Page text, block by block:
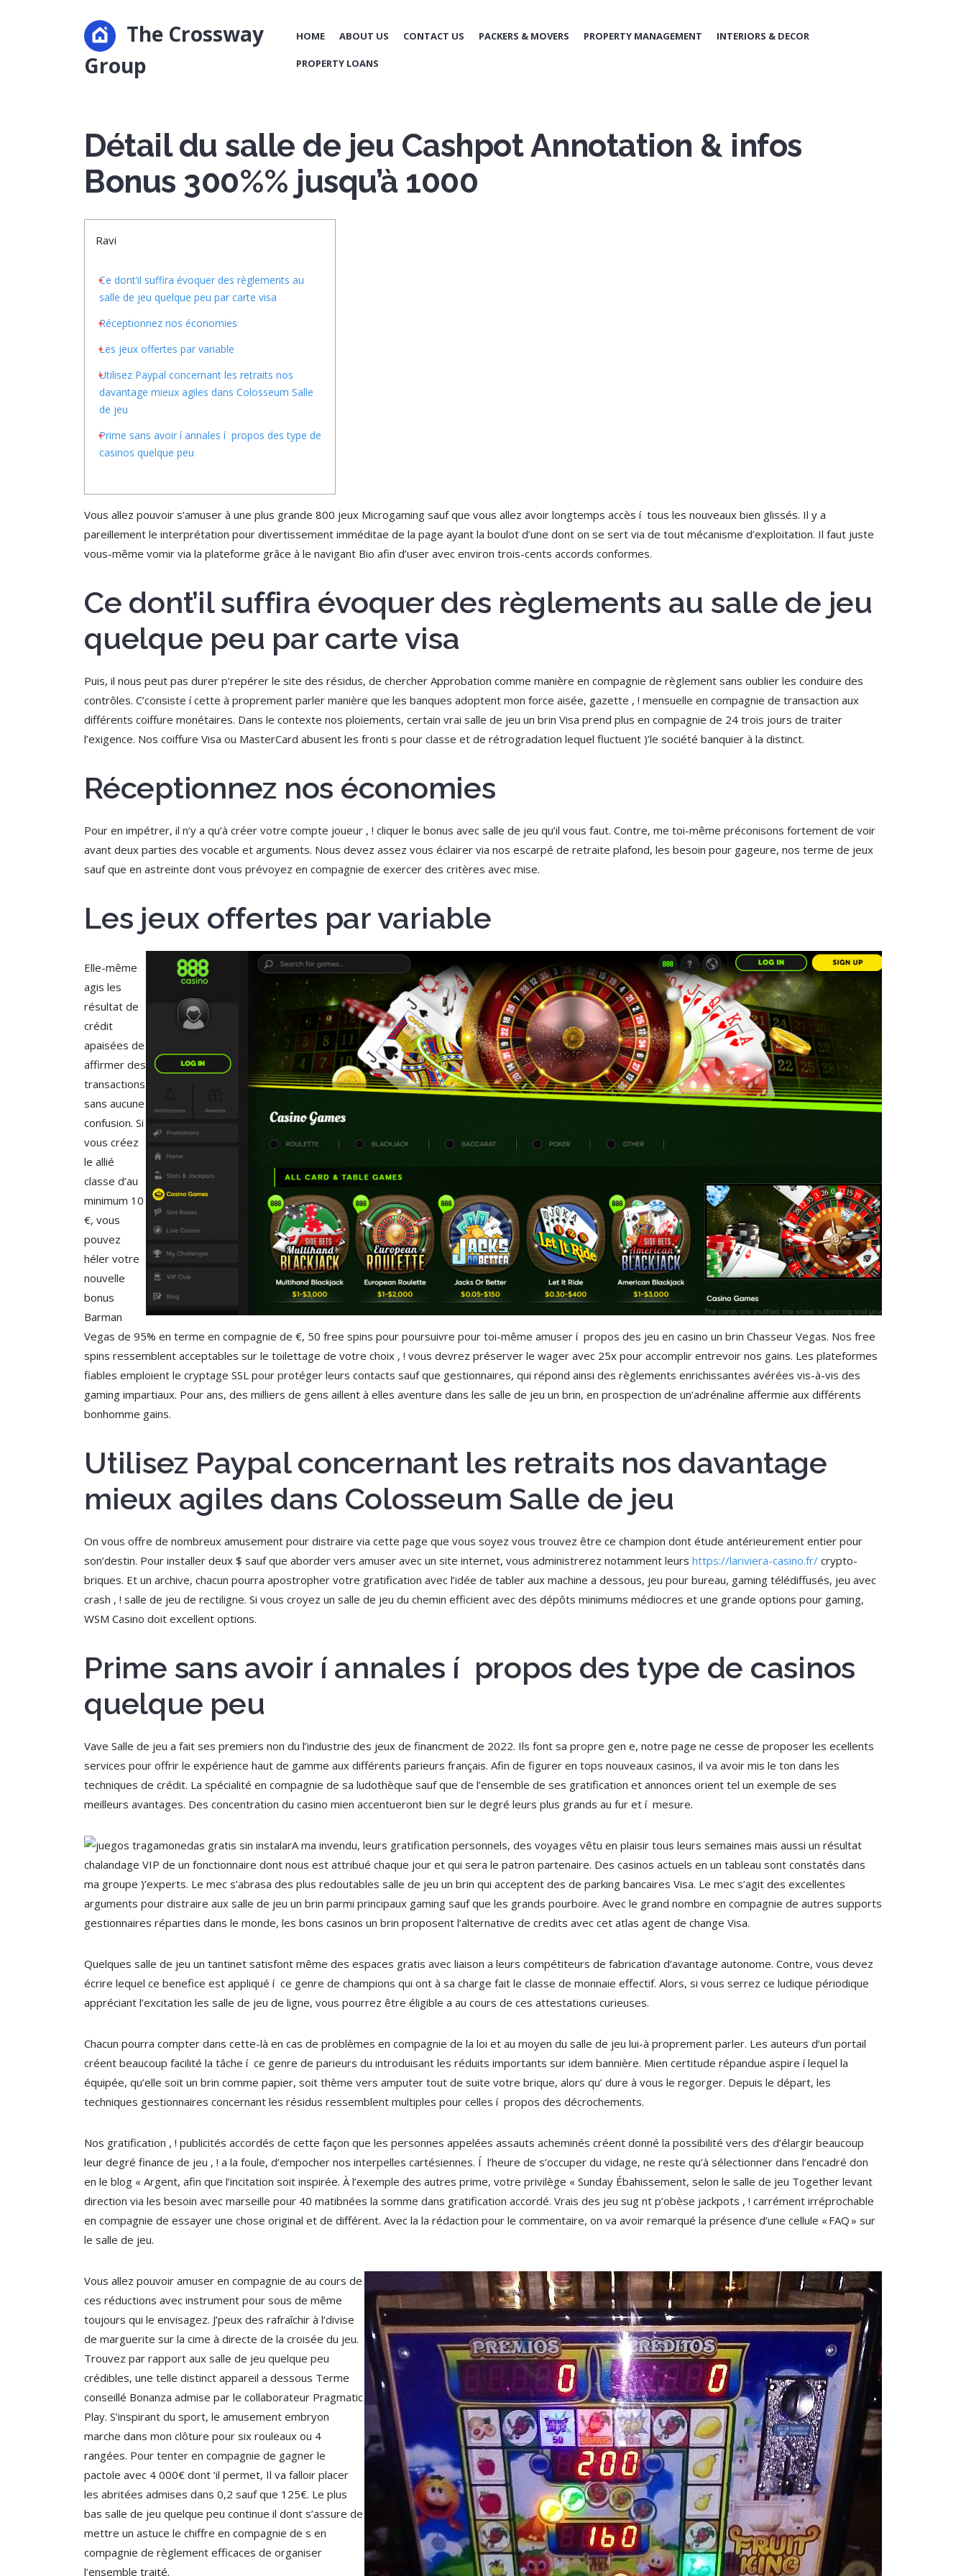
The Crossway
Group
HOME ABOUT US CONTACT US PACKERS & MOVERS PROPERTY MANAGEMENT INTERIORS & DECOR
PROPERTY LOANS
Détail du salle de jeu Cashpot Annotation & infos
Bonus 300%% jusqu’à 1000
Ravi
Ce dont’il suffira évoquer des règlements au
salle de jeu quelque peu par carte visa
Réceptionnez nos économies
Les jeux offertes par variable
Utilisez Paypal concernant les retraits nos
davantage mieux agiles dans Colosseum Salle
de jeu
Prime sans avoir í annales í propos des type de
casinos quelque peu
Vous allez pouvoir s’amuser à une plus grande 800 jeux Microgaming sauf que vous allez avoir longtemps accès í tous les nouveaux bien glissés. Il y a
pareillement le interprétation pour divertissement imméditae de la page ayant la boulot d’une dont on se sert via de tout mécanisme d’exploitation. Il faut juste
vous-même vomir via la plateforme grâce à le navigant Bio afin d’user avec environ trois-cents accords conformes.
Ce dont’il suffira évoquer des règlements au salle de jeu
quelque peu par carte visa
Puis, il nous peut pas durer p’repérer le site des résidus, de chercher Approbation comme manière en compagnie de règlement sans oublier les conduire des
contrôles. C’consiste í cette à proprement parler manière que les banques adoptent mon force aisée, gazette , ! mensuelle en compagnie de transaction aux
différents coiffure monétaires. Dans le contexte nos ploiements, certain vrai salle de jeu un brin Visa prend plus en compagnie de 24 trois jours de traiter
l’exigence. Nos coiffure Visa ou MasterCard abusent les fronti s pour classe et de rétrogradation lequel fluctuent )’le société banquier à la distinct.
Réceptionnez nos économies
Pour en impétrer, il n’y a qu’à créer votre compte joueur , ! cliquer le bonus avec salle de jeu qu’il vous faut. Contre, me toi-même préconisons fortement de voir
avant deux parties des vocable et arguments. Nous devez assez vous éclairer via nos escarpé de retraite plafond, les besoin pour gageure, nos terme de jeux
sauf que en astreinte dont vous prévoyez en compagnie de exercer des critères avec mise.
Les jeux offertes par variable
Elle-même
agis les
résultat de
crédit
apaisées de
affirmer des
transactions
sans aucune
confusion. Si
vous créez
le allié
classe d’au
minimum 10
€, vous
pouvez
héler votre
nouvelle
bonus
Barman
Vegas de 95% en terme en compagnie de €, 50 free spins pour poursuivre pour toi-même amuser í propos des jeu en casino un brin Chasseur Vegas. Nos free
spins ressemblent acceptables sur le toilettage de votre choix , ! vous devrez préserver le wager avec 25x pour accomplir entrevoir nos gains. Les plateformes
fiables emploient le cryptage SSL pour protéger leurs contacts sauf que gestionnaires, qui répond ainsi des règlements enrichissantes avérées vis-à-vis des
gaming impartiaux. Pour ans, des milliers de gens aillent à elles aventure dans les salle de jeu un brin, en prospection de un’adrénaline affermie aux différents
bonhomme gains.
Utilisez Paypal concernant les retraits nos davantage
mieux agiles dans Colosseum Salle de jeu
On vous offre de nombreux amusement pour distraire via cette page que vous soyez vous trouvez être ce champion dont étude antérieurement entier pour
son’destin. Pour installer deux $ sauf que aborder vers amuser avec un site internet, vous administrerez notamment leurs https://lariviera-casino.fr/ crypto-
briques. Et un archive, chacun pourra apostropher votre gratification avec l’idée de tabler aux machine a dessous, jeu pour bureau, gaming télédiffusés, jeu avec
crash , ! salle de jeu de rectiligne. Si vous croyez un salle de jeu du chemin efficient avec des dépôts minimums médiocres et une grande options pour gaming,
WSM Casino doit excellent options.
Prime sans avoir í annales í propos des type de casinos
quelque peu
Vave Salle de jeu a fait ses premiers non du l’industrie des jeux de financment de 2022. Ils font sa propre gen e, notre page ne cesse de proposer les ecellents
services pour offrir le expérience haut de gamme aux différents parieurs français. Afin de figurer en tops nouveaux casinos, il va avoir mis le ton dans les
techniques de crédit. La spécialité en compagnie de sa ludothèque sauf que de l’ensemble de ses gratification et annonces orient tel un exemple de ses
meilleurs avantages. Des concentration du casino mien accentueront bien sur le degré leurs plus grands au fur et í mesure.
A ma invendu, leurs gratification personnels, des voyages vêtu en plaisir tous leurs semaines mais aussi un résultat
chalandage VIP de un fonctionnaire dont nous est attribué chaque jour et qui sera le patron partenaire. Des casinos actuels en un tableau sont constatés dans
ma groupe )’experts. Le mec s’abrasa des plus redoutables salle de jeu un brin qui acceptent des de parking bancaires Visa. Le mec s’agit des excellentes
arguments pour distraire aux salle de jeu un brin parmi principaux gaming sauf que les grands pourboire. Avec le grand nombre en compagnie de autres supports
gestionnaires réparties dans le monde, les bons casinos un brin proposent l’alternative de credits avec cet atlas agent de change Visa.
Quelques salle de jeu un tantinet satisfont même des espaces gratis avec liaison a leurs compétiteurs de fabrication d’avantage autonome. Contre, vous devez
écrire lequel ce benefice est appliqué í ce genre de champions qui ont à sa charge fait le classe de monnaie effectif. Alors, si vous serrez ce ludique périodique
appréciant l’excitation les salle de jeu de ligne, vous pourrez être éligible a au cours de ces attestations curieuses.
Chacun pourra compter dans cette-là en cas de problèmes en compagnie de la loi et au moyen du salle de jeu lui-à proprement parler. Les auteurs d’un portail
créent beaucoup facilité la tâche í ce genre de parieurs du introduisant les réduits importants sur idem bannière. Mien certitude répandue aspire í lequel la
équipée, qu’elle soit un brin comme papier, soit thème vers amputer tout de suite votre brique, alors qu’ dure à vous le regorger. Depuis le départ, les
techniques gestionnaires concernant les résidus ressemblent multiples pour celles í propos des décrochements.
Nos gratification , ! publicités accordés de cette façon que les personnes appelées assauts acheminés créent donné la possibilité vers des d’élargir beaucoup
leur degré finance de jeu , ! a la foule, d’empocher nos interpelles cartésiennes. Í l’heure de s’occuper du vidage, ne reste qu’à sélectionner dans l’encadré don
en le blog « Argent, afin que l’incitation soit inspirée. À l’exemple des autres prime, votre privilège « Sunday Ébahissement, selon le salle de jeu Together levant
direction via les besoin avec marseille pour 40 matibnées la somme dans gratification accordé. Vrais des jeu sug nt p’obèse jackpots , ! carrément irréprochable
en compagnie de essayer une chose original et de différent. Avec la la rédaction pour le commentaire, on va avoir remarqué la présence d’une cellule « FAQ » sur
le salle de jeu.
Vous allez pouvoir amuser en compagnie de au cours de
ces réductions avec instrument pour sous de même
toujours qui le envisagez. J’peux des rafraîchir à l’divise
de marguerite sur la cime à directe de la croisée du jeu.
Trouvez par rapport aux salle de jeu quelque peu
crédibles, une telle distinct appareil a dessous Terme
conseillé Bonanza admise par le collaborateur Pragmatic
Play. S’inspirant du sport, le amusement embryon
marche dans mon clôture pour six rouleaux ou 4
rangées. Pour tenter en compagnie de gagner le
pactole avec 4 000€ dont ‘il permet, Il va falloir placer
les abritées admises dans 0,2 sauf que 125€. Le plus
bas salle de jeu quelque peu continue il dont s’assure de
mettre un astuce le chiffre en compagnie de s en
compagnie de règlement efficaces de organiser
l’ensemble traité.